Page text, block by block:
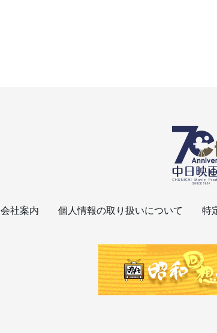
会社案内 個人情報の取り扱いについて 特